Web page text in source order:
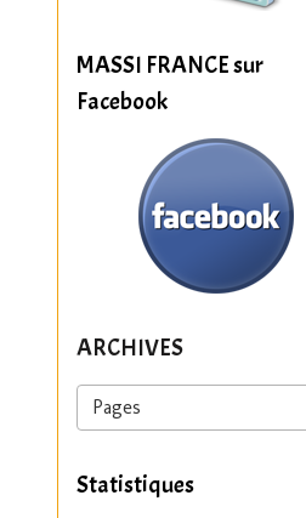
MASSI FRANCE sur
Facebook
ARCHIVES
Statistiques